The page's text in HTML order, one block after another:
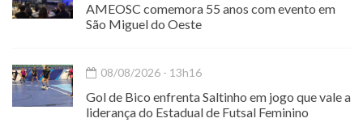
AMEOSC comemora 55 anos com evento em
São Miguel do Oeste
08/08/2026 - 13h16
Gol de Bico enfrenta Saltinho em jogo que vale a
liderança do Estadual de Futsal Feminino